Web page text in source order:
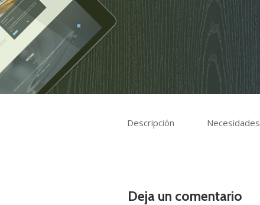
Descripción Necesidades
Deja un comentario